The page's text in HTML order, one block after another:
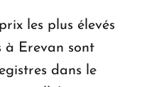
les plus élevés
à Erevan sont
dans le